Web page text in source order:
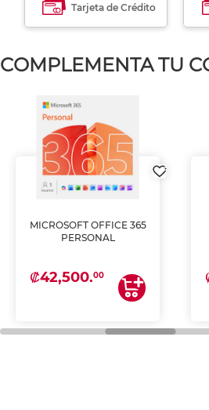
Tarjeta de Crédito
COMPLEMENTA TU
MICROSOFT OFFICE 365
PERSONAL
₡42,500.00